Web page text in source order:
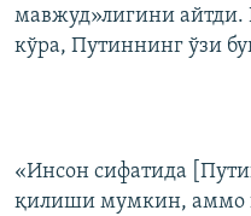
мавжуд»лигини айтди.
кўра, Путиннинг ўзи
«Инсон сифатида
қилиши мумкин, аммо